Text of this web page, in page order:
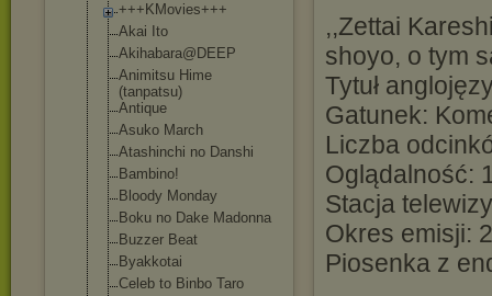
+++KMovies+++
Akai Ito
Akihabara@DEEP
Animitsu Hime
(tanpatsu)
Antique
Asuko March
Atashinchi no Danshi
Bambino!
Bloody Monday
Boku no Dake Madonna
Buzzer Beat
Byakkotai
Celeb to Binbo Taro
,,Zettai
shoyo, o tym
Tytuł
Gatunek:
Liczba
Oglądalność:
Stacja
Okres emisji:
Piosenka z